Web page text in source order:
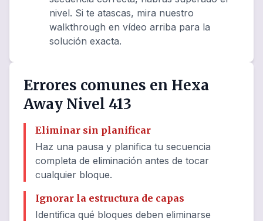
nivel. Si te atascas, mira nuestro
walkthrough en vídeo arriba para la
solución exacta.
Errores comunes en Hexa
Away Nivel 413
Eliminar sin planificar
Haz una pausa y planifica tu secuencia
completa de eliminación antes de tocar
cualquier bloque.
Ignorar la estructura de capas
Identifica qué bloques deben eliminarse